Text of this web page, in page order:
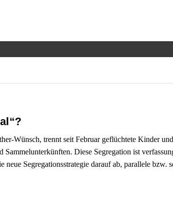
Wünsch, trennt seit Februar geflüchtete Kinder
Diese Segregation ist
neue Segregationsstrategie darauf ab, parallele